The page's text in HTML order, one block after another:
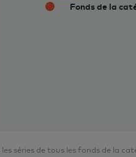
Fonds de la
séries de tous les fonds de la